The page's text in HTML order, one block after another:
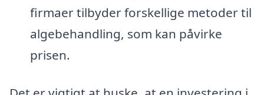
firmaer tilbyder forskellige metoder til
algebehandling, som kan påvirke
prisen.